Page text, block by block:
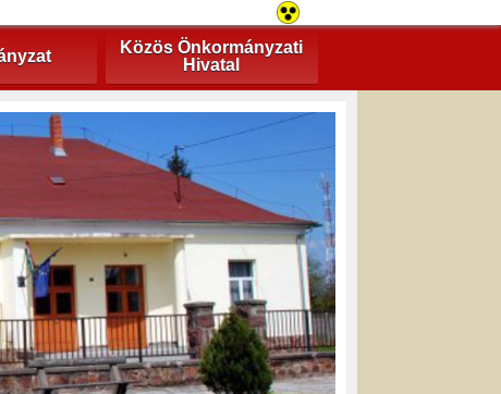
Közös Önkormányzati
Hivatal